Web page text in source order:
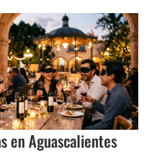
en Aguascalientes